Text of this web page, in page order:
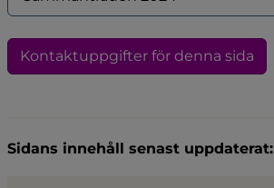
Kontaktuppgifter för denna sida
Sidans innehåll senast uppdaterat: